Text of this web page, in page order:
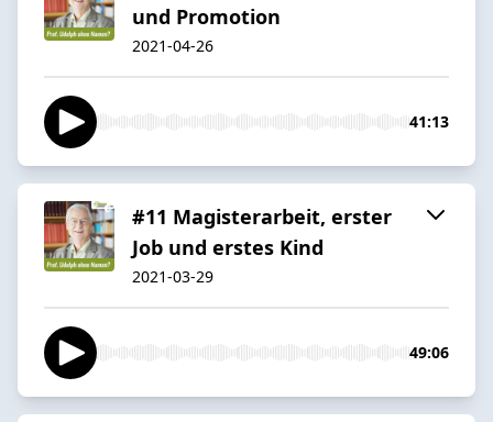
und Promotion
2021-04-26
41:13
#11 Magisterarbeit, erster
Job und erstes Kind
2021-03-29
49:06